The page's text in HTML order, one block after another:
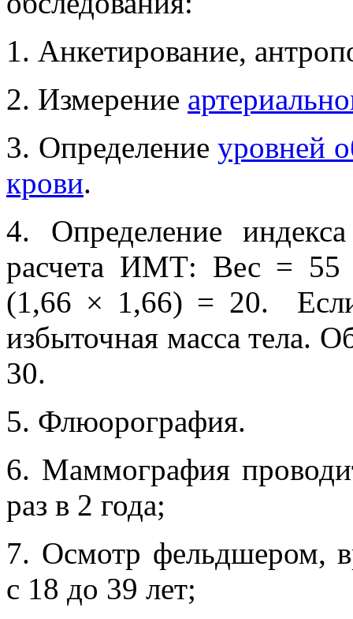
1. Анкетирование,
2. Измерение
3. Определениеуровней
крови.
4. Определение
расчета ИМТ: Вес = 55
(1,66 × 1,66) = 20.
избыточная масса тела.
30.
5. Флюорография.
6. Маммография
раз в 2 года;
7. Осмотр фельдшером,
с 18 до 39 лет;